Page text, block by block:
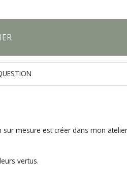
mesure est créer dans mon
vertus.